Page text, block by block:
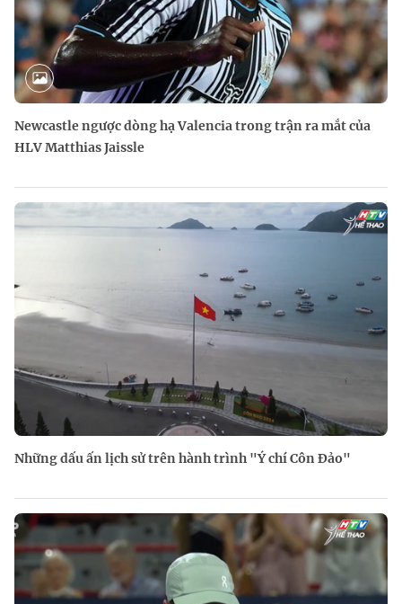
Newcastle ngược dòng hạ Valencia trong trận ra mắt của
HLV Matthias Jaissle
Những dấu ấn lịch sử trên hành trình "Ý chí Côn Đảo"